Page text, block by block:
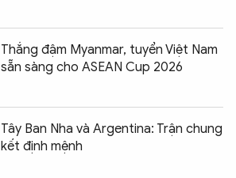
Thắng đậm Myanmar, tuyển Việt Nam
sẵn sàng cho ASEAN Cup 2026
Tây Ban Nha và Argentina: Trận chung
kết định mệnh